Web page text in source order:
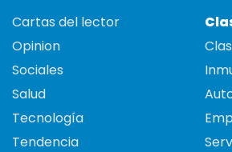
Cartas del lector
Opinion
Sociales
Salud
Tecnología
Tendencia